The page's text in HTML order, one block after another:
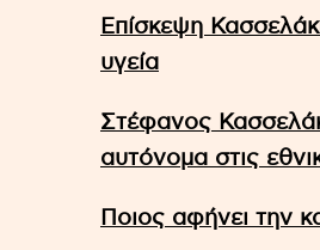
Επίσκεψη
υγεία
Στέφανος
αυτόνομα στις
Ποιος αφήνει την